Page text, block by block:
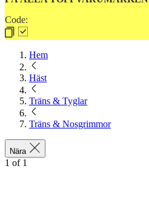
Code:
Hem
Häst
Träns & Tyglar
Träns & Nosgrimmor
Nära
1 of 1